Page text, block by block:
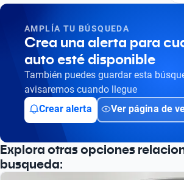
Busca por versión
Busca por año
AMPLÍA TU BÚSQUEDA
Crea una alerta para
auto esté disponible
También puedes guardar esta
avisaremos cuando llegue
Crear alerta
Ver página de
Explora otras opciones
busqueda: